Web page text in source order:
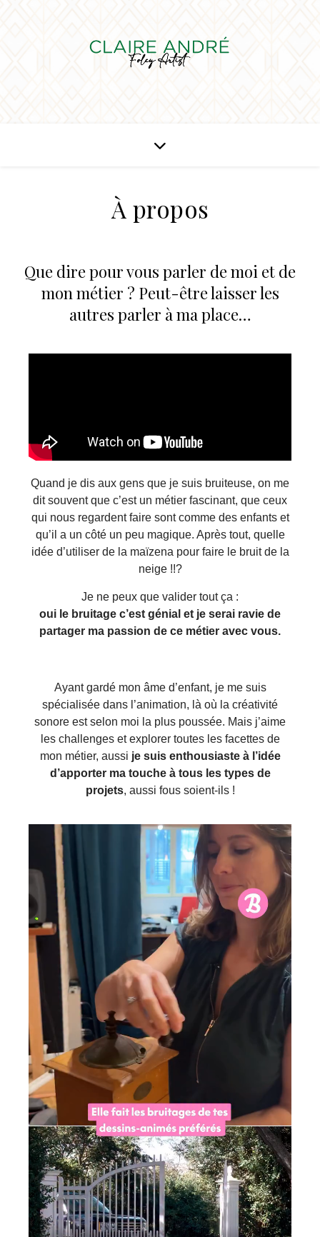
À propos
Que dire pour vous parler de moi et de
mon métier ? Peut-être laisser les
autres parler à ma place…
Quand je dis aux gens que je suis bruiteuse, on me
dit souvent que c’est un métier fascinant, que ceux
qui nous regardent faire sont comme des enfants et
qu’il a un côté un peu magique. Après tout, quelle
idée d’utiliser de la maïzena pour faire le bruit de la
neige !!?
Je ne peux que valider tout ça :
oui le bruitage c’est génial et je serai ravie de
partager ma passion de ce métier avec vous.
Ayant gardé mon âme d’enfant, je me suis
spécialisée dans l’animation, là où la créativité
sonore est selon moi la plus poussée. Mais j’aime
les challenges et explorer toutes les facettes de
mon métier, aussi je suis enthousiaste à l’idée
d’apporter ma touche à tous les types de
projets, aussi fous soient-ils !